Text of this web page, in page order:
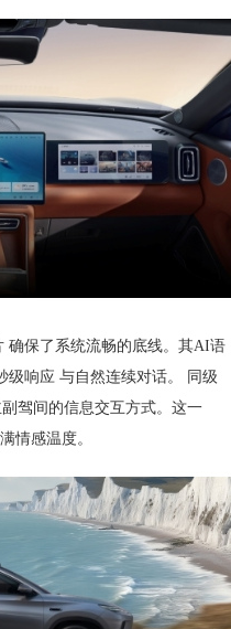
确保了系统流畅的底线。其AI语
级响应 与自然连续对话。 同级
驾间的信息交互方式。这一
情感温度。